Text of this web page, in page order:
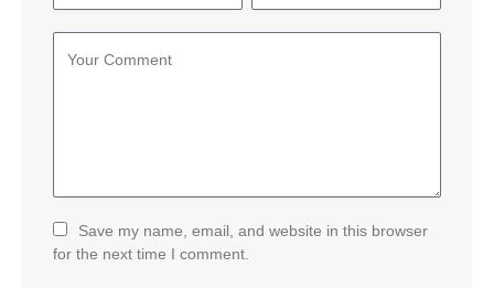
Save my name, email, and website in this browser
for the next time I comment.